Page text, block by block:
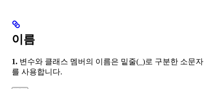
이름
1. 변수와 클래스 멤버의 이름은 밑줄(_)로 구분한 소문자
를 사용합니다.